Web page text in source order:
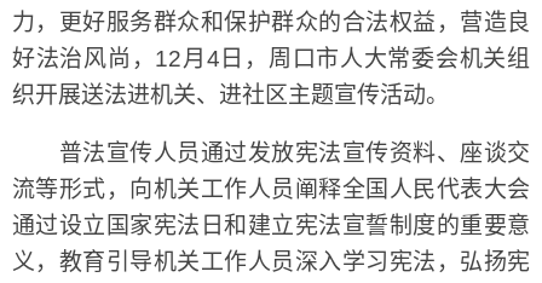
力，更好服务群众和保护群众的合法权益，营造良
好法治风尚，12月4日，周口市人大常委会机关组
织开展送法进机关、进社区主题宣传活动。
普法宣传人员通过发放宪法宣传资料、座谈交
流等形式，向机关工作人员阐释全国人民代表大会
通过设立国家宪法日和建立宪法宣誓制度的重要意
义，教育引导机关工作人员深入学习宪法，弘扬宪